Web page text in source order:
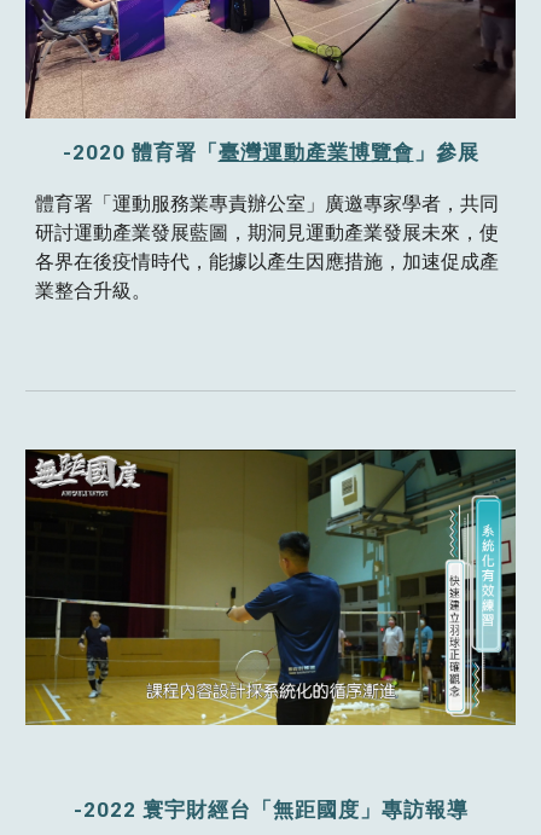
-2020 體育署「 臺灣運動產業博覽會 」參展
體育署「運動服務業專責辦公室」廣邀專家學者，共同
研討運動產業發展藍圖，期洞見運動產業發展未來，使
各界在後疫情時代，能據以產生因應措施，加速促成產
業整合升級。
-2022 寰宇財經台 「無距國度 」 專訪報導